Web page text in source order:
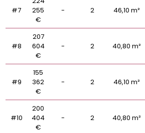
#7
255
€
- 2 46,10 m²
#8
207
604
€
- 2 40,80 m²
#9
155
362
€
- 2 46,10 m²
#10
200
404
€
- 2 40,80 m²